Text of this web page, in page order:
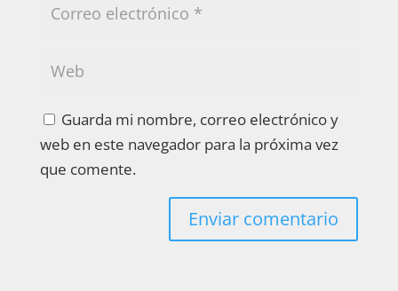
Guarda mi nombre, correo electrónico y
web en este navegador para la próxima vez
que comente.